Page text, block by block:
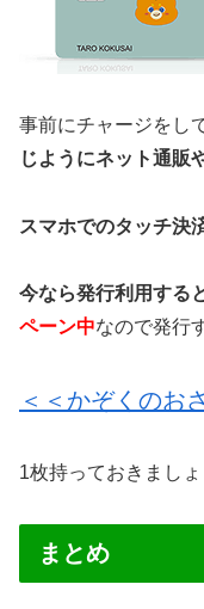
事前にチャージをし
じようにネット通販
スマホでのタッチ決
今なら発行利用する
ペーン中なので発行
＜＜かぞくのお
1枚持っておきましょ
まとめ